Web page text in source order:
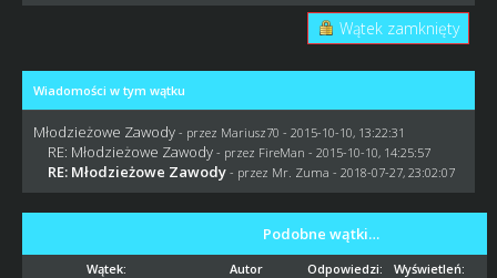
Wątek zamknięty
Wiadomości w tym wątku
Młodzieżowe Zawody - przez Mariusz70 - 2015-10-10, 13:22:31
RE: Młodzieżowe Zawody - przez FireMan - 2015-10-10, 14:25:57
RE: Młodzieżowe Zawody - przez Mr. Zuma - 2018-07-27, 23:02:07
Podobne wątki…
Wątek: Autor Odpowiedzi: Wyświetleń: